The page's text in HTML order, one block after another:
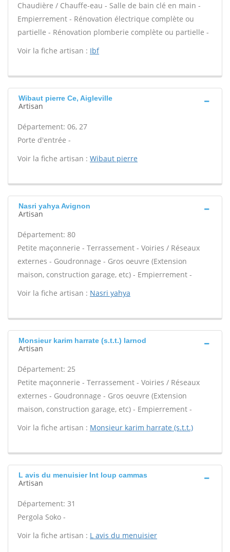
Chaudière / Chauffe-eau - Salle de bain clé en main -
Empierrement - Rénovation électrique complète ou
partielle - Rénovation plomberie complète ou partielle -
Voir la fiche artisan : Ibf
Wibaut pierre Ce, Aigleville
Artisan
Département: 06, 27
Porte d'entrée -
Voir la fiche artisan : Wibaut pierre
Nasri yahya Avignon
Artisan
Département: 80
Petite maçonnerie - Terrassement - Voiries / Réseaux
externes - Goudronnage - Gros oeuvre (Extension
maison, construction garage, etc) - Empierrement -
Voir la fiche artisan : Nasri yahya
Monsieur karim harrate (s.t.t.) larnod
Artisan
Département: 25
Petite maçonnerie - Terrassement - Voiries / Réseaux
externes - Goudronnage - Gros oeuvre (Extension
maison, construction garage, etc) - Empierrement -
Voir la fiche artisan : Monsieur karim harrate (s.t.t.)
L avis du menuisier Int loup cammas
Artisan
Département: 31
Pergola Soko -
Voir la fiche artisan : L avis du menuisier